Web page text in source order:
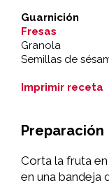
Guarnición
Fresas
Granola
Semillas de
Imprimir receta
Preparación
Corta la fruta
en una bandeja